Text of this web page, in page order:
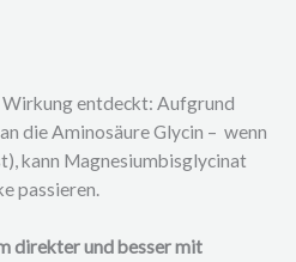
Wirkung entdeckt: Aufgrund
die Aminosäure Glycin – wenn
kann Magnesiumbisglycinat
passieren.
direkter und besser mit